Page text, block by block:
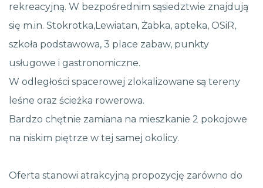
rekreacyjną. W bezpośrednim sąsiedztwie znajdują
się m.in. Stokrotka,Lewiatan, Żabka, apteka, OSiR,
szkoła podstawowa, 3 place zabaw, punkty
usługowe i gastronomiczne.
W odległości spacerowej zlokalizowane są tereny
leśne oraz ścieżka rowerowa.
Bardzo chętnie zamiana na mieszkanie 2 pokojowe
na niskim piętrze w tej samej okolicy.
Oferta stanowi atrakcyjną propozycję zarówno do